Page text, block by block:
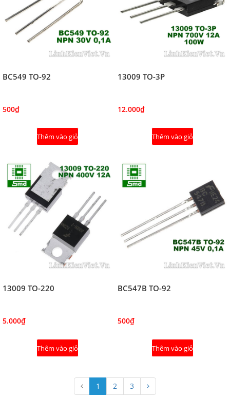
BC549 TO-92
500₫
Thêm vào giỏ
13009 TO-3P
12.000₫
Thêm vào giỏ
13009 TO-220
5.000₫
Thêm vào giỏ
BC547B TO-92
500₫
Thêm vào giỏ
1 2 3